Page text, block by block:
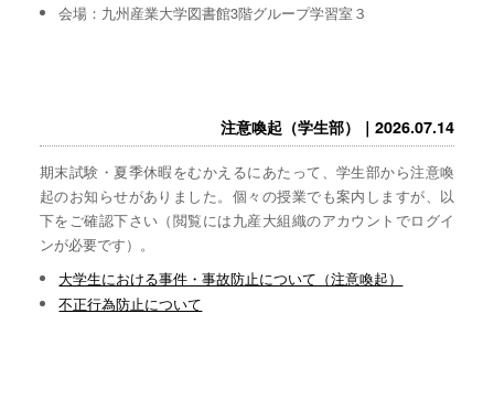
会場：九州産業大学図書館3階グループ学習室３
注意喚起（学生部）｜2026.07.14
期末試験・夏季休暇をむかえるにあたって、学生部から注意喚
起のお知らせがありました。個々の授業でも案内しますが、以
下をご確認下さい（閲覧には九産大組織のアカウントでログイ
ンが必要です）。
大学生における事件・事故防止について（注意喚起）
不正行為防止について